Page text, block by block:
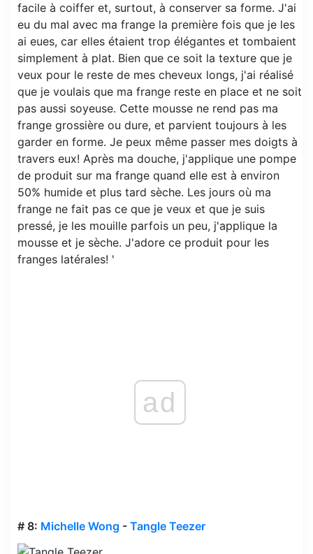
facile à coiffer et, surtout, à conserver sa forme. J'ai
eu du mal avec ma frange la première fois que je les
ai eues, car elles étaient trop élégantes et tombaient
simplement à plat. Bien que ce soit la texture que je
veux pour le reste de mes cheveux longs, j'ai réalisé
que je voulais que ma frange reste en place et ne soit
pas aussi soyeuse. Cette mousse ne rend pas ma
frange grossière ou dure, et parvient toujours à les
garder en forme. Je peux même passer mes doigts à
travers eux! Après ma douche, j'applique une pompe
de produit sur ma frange quand elle est à environ
50% humide et plus tard sèche. Les jours où ma
frange ne fait pas ce que je veux et que je suis
pressé, je les mouille parfois un peu, j'applique la
mousse et je sèche. J'adore ce produit pour les
franges latérales! '
ad
# 8: Michelle Wong - Tangle Teezer